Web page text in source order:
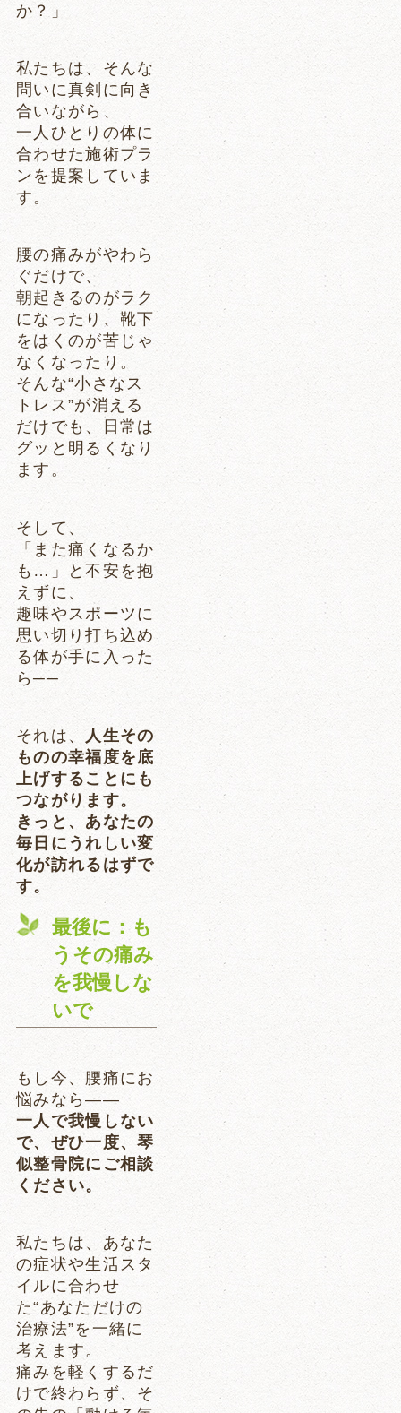
か？」
私たちは、そんな
問いに真剣に向き
合いながら、
一人ひとりの体に
合わせた施術プラ
ンを提案していま
す。
腰の痛みがやわら
ぐだけで、
朝起きるのがラク
になったり、靴下
をはくのが苦じゃ
なくなったり。
そんな“小さなス
トレス”が消える
だけでも、日常は
グッと明るくなり
ます。
そして、
「また痛くなるか
も…」と不安を抱
えずに、
趣味やスポーツに
思い切り打ち込め
る体が手に入った
ら──
それは、
人生その
ものの幸福度を底
上げすることにも
つながります。
きっと、あなたの
毎日にうれしい変
化が訪れるはずで
す。
最後に：も
うその痛み
を我慢しな
いで
もし今、腰痛にお
悩みなら――
一人で我慢しない
で、ぜひ一度、琴
似整骨院にご相談
ください。
私たちは、あなた
の症状や生活スタ
イルに合わせ
た“あなただけの
治療法”を一緒に
考えます。
痛みを軽くするだ
けで終わらず、そ